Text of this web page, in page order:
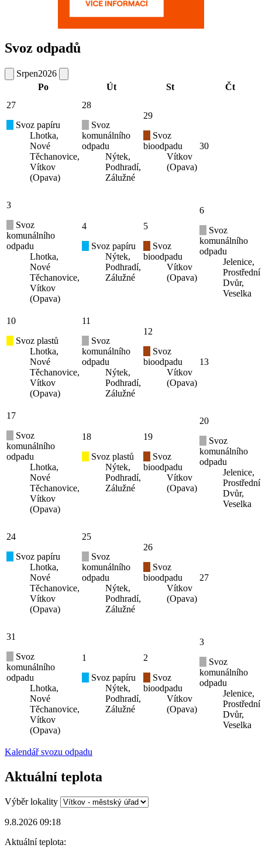
Svoz odpadů
Srpen2026
Po
Út St
Čt
27
Svoz papíru
Lhotka,
Nové
Těchanovice,
Vítkov
(Opava)
28
Svoz
komunálního
odpadu
Nýtek,
Podhradí,
Zálužné
29
Svoz
bioodpadu
Vítkov
(Opava)
30
3
Svoz
komunálního
odpadu
Lhotka,
Nové
Těchanovice,
Vítkov
(Opava)
4
Svoz papíru
Nýtek,
Podhradí,
Zálužné
5
Svoz
bioodpadu
Vítkov
(Opava)
6
Svoz
komunálního
odpadu
Jelenice,
Prostřední
Dvůr,
Veselka
10
Svoz plastů
Lhotka,
Nové
Těchanovice,
Vítkov
(Opava)
11
Svoz
komunálního
odpadu
Nýtek,
Podhradí,
Zálužné
12
Svoz
bioodpadu
Vítkov
(Opava)
13
17
Svoz
komunálního
odpadu
Lhotka,
Nové
Těchanovice,
Vítkov
(Opava)
18
Svoz plastů
Nýtek,
Podhradí,
Zálužné
19
Svoz
bioodpadu
Vítkov
(Opava)
20
Svoz
komunálního
odpadu
Jelenice,
Prostřední
Dvůr,
Veselka
24
Svoz papíru
Lhotka,
Nové
Těchanovice,
Vítkov
(Opava)
25
Svoz
komunálního
odpadu
Nýtek,
Podhradí,
Zálužné
26
Svoz
bioodpadu
Vítkov
(Opava)
27
31
Svoz
komunálního
odpadu
Lhotka,
Nové
Těchanovice,
Vítkov
(Opava)
1
Svoz papíru
Nýtek,
Podhradí,
Zálužné
2
Svoz
bioodpadu
Vítkov
(Opava)
3
Svoz
komunálního
odpadu
Jelenice,
Prostřední
Dvůr,
Veselka
Kalendář svozu odpadu
Aktuální teplota
Výběr lokality
9.8.2026 09:18
Aktuální teplota: